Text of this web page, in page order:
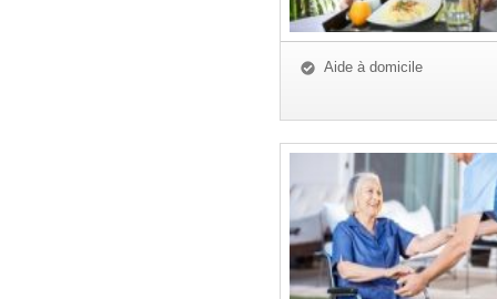
Aide à domicile